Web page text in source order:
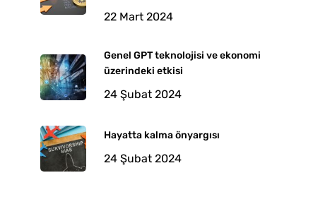
22 Mart 2024
Genel GPT teknolojisi ve ekonomi
üzerindeki etkisi
24 Şubat 2024
Hayatta kalma önyargısı
24 Şubat 2024